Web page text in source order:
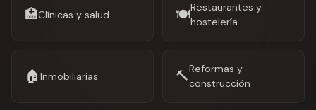
🏥Clínicas y salud 🍽️Restaurantes y
hostelería
🏠 Inmobiliarias 🔨Reformas y
construcción